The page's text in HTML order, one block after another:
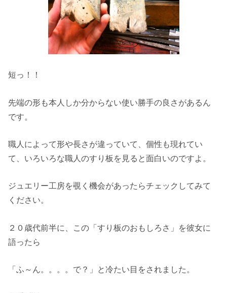
短っ！！
先端の形も本人しか分からない使い勝手の良さがあるん
です。
職人によって形や長さが違っていて、個性も現れてい
て、いろいろな職人のすり板を見ると面白いのですよ。
ジュエリー工房を覗く機会があったらチェックしてみて
ください。
２０歳代前半に、この「すり板のおもしろさ」を彼女に
語ったら
「ふ～ん。。。。で？」と冷たい目をされました。